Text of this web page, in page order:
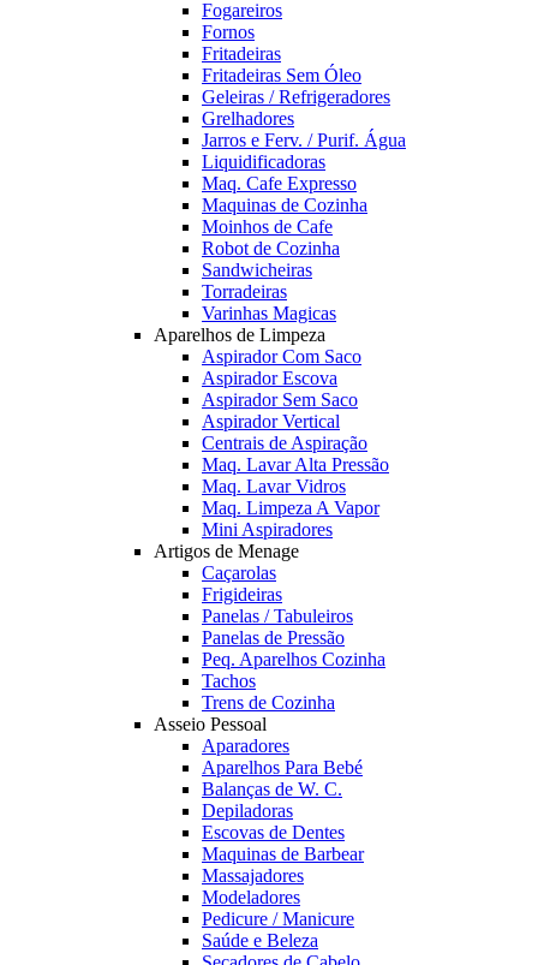
Fogareiros
Fornos
Fritadeiras
Fritadeiras Sem Óleo
Geleiras / Refrigeradores
Grelhadores
Jarros e Ferv. / Purif. Água
Liquidificadoras
Maq. Cafe Expresso
Maquinas de Cozinha
Moinhos de Cafe
Robot de Cozinha
Sandwicheiras
Torradeiras
Varinhas Magicas
Aparelhos de Limpeza
Aspirador Com Saco
Aspirador Escova
Aspirador Sem Saco
Aspirador Vertical
Centrais de Aspiração
Maq. Lavar Alta Pressão
Maq. Lavar Vidros
Maq. Limpeza A Vapor
Mini Aspiradores
Artigos de Menage
Caçarolas
Frigideiras
Panelas / Tabuleiros
Panelas de Pressão
Peq. Aparelhos Cozinha
Tachos
Trens de Cozinha
Asseio Pessoal
Aparadores
Aparelhos Para Bebé
Balanças de W. C.
Depiladoras
Escovas de Dentes
Maquinas de Barbear
Massajadores
Modeladores
Pedicure / Manicure
Saúde e Beleza